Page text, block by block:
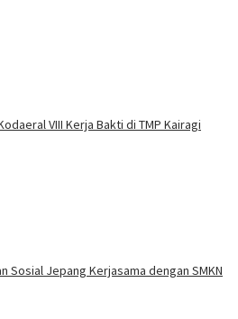
VIII Kerja Bakti di TMP Kairagi
Sosial Jepang Kerjasama dengan SMKN